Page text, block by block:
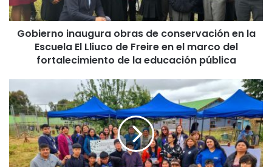
o
i
r
a
o
b
r
a
Gobierno inaugura obras de conservación en la
Escuela El Lliuco de Freire en el marco del
fortalecimiento de la educación pública
n
a
u
g
u
r